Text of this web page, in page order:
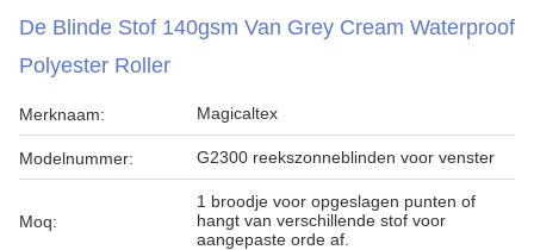
De Blinde Stof 140gsm Van Grey Cream Waterproof
Polyester Roller
Merknaam: Magicaltex
Modelnummer: G2300 reekszonneblinden voor venster
Moq:
1 broodje voor opgeslagen punten of
hangt van verschillende stof voor
aangepaste orde af.